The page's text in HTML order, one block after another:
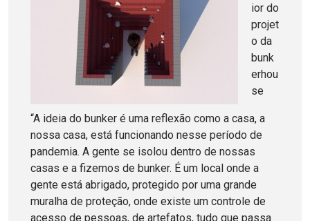
ior do
projet
o da
bunk
erhou
se
“A ideia do bunker é uma reflexão como a casa, a
nossa casa, está funcionando nesse período de
pandemia. A gente se isolou dentro de nossas
casas e a fizemos de bunker. É um local onde a
gente está abrigado, protegido por uma grande
muralha de proteção, onde existe um controle de
acesso de pessoas, de artefatos, tudo que passa